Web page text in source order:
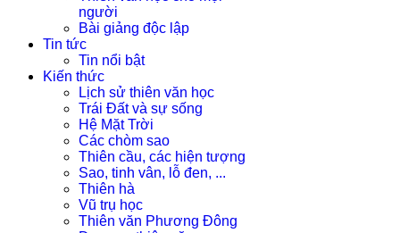
người
Bài giảng độc lập
Tin tức
Tin nổi bật
Kiến thức
Lịch sử thiên văn học
Trái Đất và sự sống
Hệ Mặt Trời
Các chòm sao
Thiên cầu, các hiện tượng
Sao, tinh vân, lỗ đen, ...
Thiên hà
Vũ trụ học
Thiên văn Phương Đông